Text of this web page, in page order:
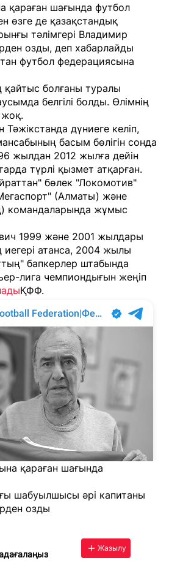
қараған шағында футбол
өзге де қазақстандық
тәлімгері Владимир
озды, деп хабарлайды
футбол федерациясына
болғаны туралы
белгілі болды. Өлімнің
жоқ.
Тәжікстанда дүниеге келіп,
басым бөлігін сонда
жылдан 2012 жылға дейін
түрлі қызмет атқарған.
бөлек "Локомотив"
(Алматы) және
командаларында жұмыс
1999 және 2001 жылдары
иегері атанса, 2004 жылы
бапкерлер штабында
лига чемпиондығын жеңіп
ҚФФ.
қараған шағында
шабуылшысы әрі капитаны
озды
Жазылу